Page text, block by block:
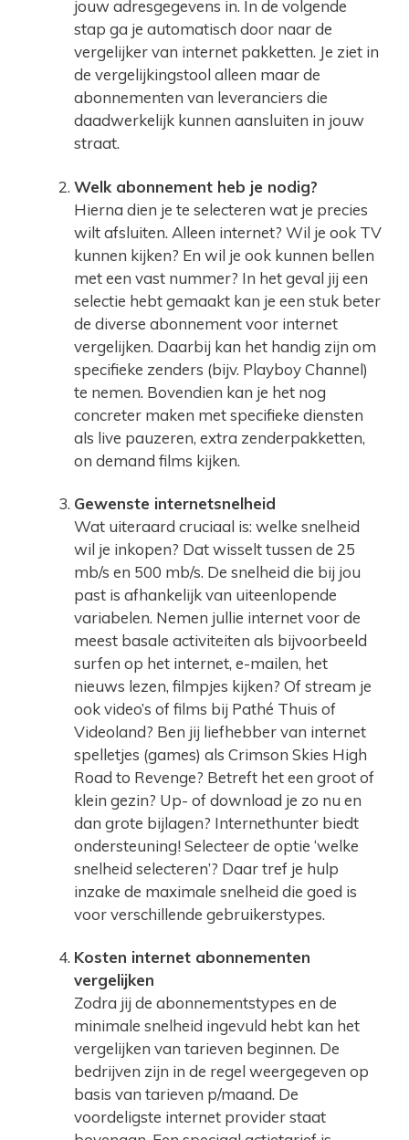
jouw adresgegevens in. In de volgende
stap ga je automatisch door naar de
vergelijker van internet pakketten. Je ziet in
de vergelijkingstool alleen maar de
abonnementen van leveranciers die
daadwerkelijk kunnen aansluiten in jouw
straat.
Welk abonnement heb je nodig?
Hierna dien je te selecteren wat je precies
wilt afsluiten. Alleen internet? Wil je ook TV
kunnen kijken? En wil je ook kunnen bellen
met een vast nummer? In het geval jij een
selectie hebt gemaakt kan je een stuk beter
de diverse abonnement voor internet
vergelijken. Daarbij kan het handig zijn om
specifieke zenders (bijv. Playboy Channel)
te nemen. Bovendien kan je het nog
concreter maken met specifieke diensten
als live pauzeren, extra zenderpakketten,
on demand films kijken.
Gewenste internetsnelheid
Wat uiteraard cruciaal is: welke snelheid
wil je inkopen? Dat wisselt tussen de 25
mb/s en 500 mb/s. De snelheid die bij jou
past is afhankelijk van uiteenlopende
variabelen. Nemen jullie internet voor de
meest basale activiteiten als bijvoorbeeld
surfen op het internet, e-mailen, het
nieuws lezen, filmpjes kijken? Of stream je
ook video’s of films bij Pathé Thuis of
Videoland? Ben jij liefhebber van internet
spelletjes (games) als Crimson Skies High
Road to Revenge? Betreft het een groot of
klein gezin? Up- of download je zo nu en
dan grote bijlagen? Internethunter biedt
ondersteuning! Selecteer de optie ‘welke
snelheid selecteren’? Daar tref je hulp
inzake de maximale snelheid die goed is
voor verschillende gebruikerstypes.
Kosten internet abonnementen
vergelijken
Zodra jij de abonnementstypes en de
minimale snelheid ingevuld hebt kan het
vergelijken van tarieven beginnen. De
bedrijven zijn in de regel weergegeven op
basis van tarieven p/maand. De
voordeligste internet provider staat